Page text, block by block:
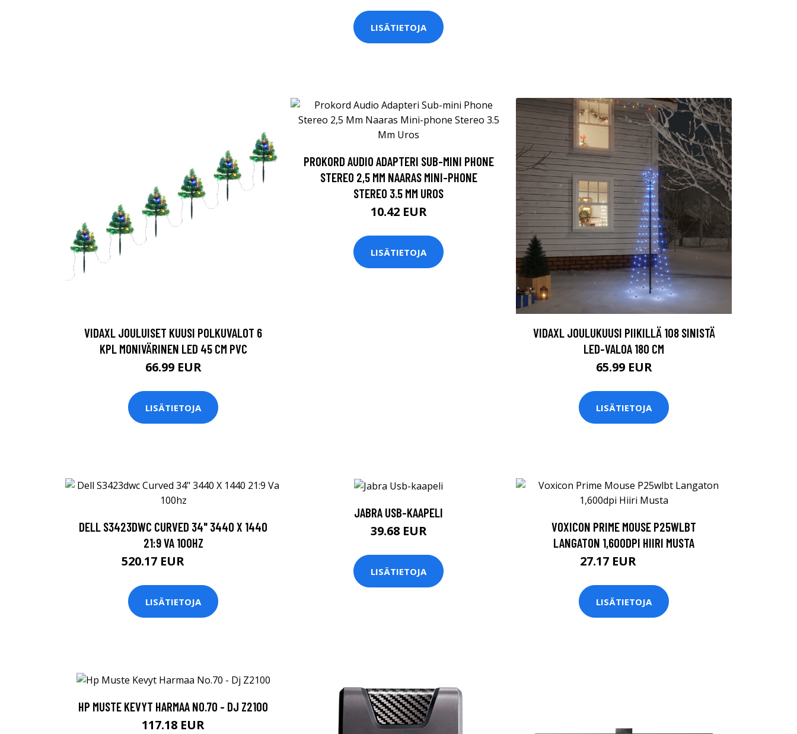
LISÄTIETOJA
VIDAXL JOULUISET KUUSI POLKUVALOT 6
KPL MONIVÄRINEN LED 45 CM PVC
66.99 EUR
LISÄTIETOJA
PROKORD AUDIO ADAPTERI SUB-MINI PHONE
STEREO 2,5 MM NAARAS MINI-PHONE
STEREO 3.5 MM UROS
10.42 EUR
LISÄTIETOJA
VIDAXL JOULUKUUSI PIIKILLÄ 108 SINISTÄ
LED-VALOA 180 CM
65.99 EUR
LISÄTIETOJA
DELL S3423DWC CURVED 34" 3440 X 1440
21:9 VA 100HZ
520.17 EUR
LISÄTIETOJA
JABRA USB-KAAPELI
39.68 EUR
LISÄTIETOJA
VOXICON PRIME MOUSE P25WLBT
LANGATON 1,600DPI HIIRI MUSTA
27.17 EUR
LISÄTIETOJA
HP MUSTE KEVYT HARMAA NO.70 - DJ Z2100
117.18 EUR